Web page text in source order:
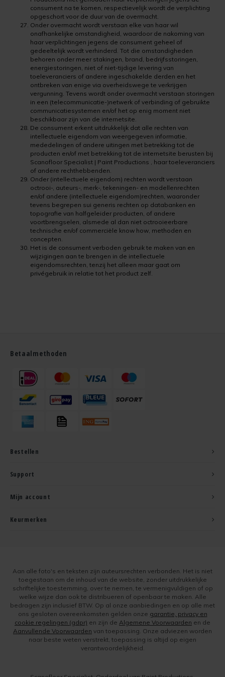
consument na te komen, respectievelijk wordt de verplichting
opgeschort voor de duur van de overmacht.
Onder overmacht wordt verstaan elke van haar wil
onafhankelijke omstandigheid, waardoor de nakoming van
haar verplichtingen jegens de consument geheel of
gedeeltelijk wordt verhinderd. Tot die omstandigheden
behoren onder meer stakingen, brand, bedrijfsstoringen,
energiestoringen, niet of niet-tijdige levering van
toeleveranciers of andere ingeschakelde derden en het
ontbreken van enige via overheidswege te verkrijgen
vergunning. Tevens wordt onder overmacht verstaan storingen
in een (telecommunicatie-)netwerk of verbinding of gebruikte
communicatiesystemen en/of het op enig moment niet
beschikbaar zijn van de internetsite.
De consument erkent uitdrukkelijk dat alle rechten van
intellectuele eigendom van weergegeven informatie,
mededelingen of andere uitingen met betrekking tot de
producten en/of met betrekking tot de internetsite berusten bij
Scanofloor Specialist | Paint Productions , haar toeleveranciers
of andere rechthebbenden.
Onder (intellectuele eigendom) rechten wordt verstaan
octrooi-, auteurs-, merk-, tekeningen- en modellenrechten
en/of andere (intellectuele eigendom)rechten, waaronder
tevens begrepen sui generis rechten op databanken en
topografie van halfgeleider producten, of andere
voortbrengselen, alsmede al dan niet octrooieerbare
technische en/of commerciële know how, methoden en
concepten.
Het is de consument verboden gebruik te maken van en
wijzigingen aan te brengen in de intellectuele
eigendomsrechten, tenzij het alleen maar gaat om
privégebruik in relatie tot het product zelf.
Betaalmethoden
Bestellen
Support
Mijn account
Keurmerken
Aan alle foto's en teksten zijn auteursrechten verbonden. Het is niet
toegestaan om de inhoud van de website, zonder uitdrukkelijke
schriftelijke toestemming, over te nemen, te vermenigvuldigen of op
welke wijze dan ook te distribueren of openbaar te maken. Alle
bedragen zijn inclusief BTW. Op al onze aanbiedingen en op alle met
ons gesloten overeenkomsten gelden onze garantie, privacy en
cookie regelingen (gdpr) en zijn de Algemene Voorwaarden en de
Aanvullende Voorwaarden van toepassing. Onze adviezen worden
naar beste weten verstrekt, toepassing is altijd op eigen
verantwoordelijkheid.